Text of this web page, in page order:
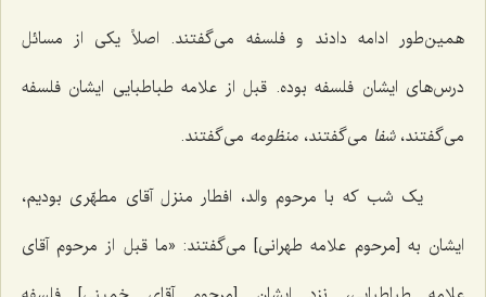
همین‌طور ادامه دادند و فلسفه می‌گفتند. اصلاً یکی از مسائل
درس‌های ایشان فلسفه بوده. قبل از علامه طباطبایی ایشان فلسفه
می‌گفتند،شفا می‌گفتند، منظومه می‌گفتند.
یک شب که با مرحوم والد، افطار منزل آقای مطهّری بودیم،
ایشان به [مرحوم علامه طهرانی] می‌گفتند: «ما قبل از مرحوم آقای